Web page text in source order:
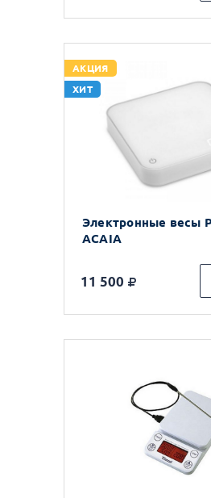
АКЦИЯ
ХИТ
Электронные весы
ACAIA
11 500